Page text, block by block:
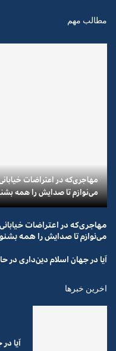
مطالب مهم
مهاجری‌که در اعتراضات
می‌نوازم تا صدایش را همه
مهاجری‌که در اعتراضات
می‌نوازم تا صدایش را همه
آیا در جهان اسلام دین‌داری در
اخرین خبرها
آیا